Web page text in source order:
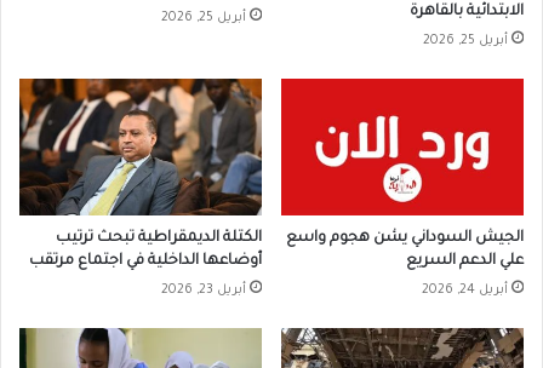
الابتدائية بالقاهرة
أبريل 25, 2026
أبريل 25, 2026
الجيش السوداني يشن هجوم واسع
علي الدعم السريع
أبريل 24, 2026
الكتلة الديمقراطية تبحث ترتيب
أوضاعها الداخلية في اجتماع مرتقب
أبريل 23, 2026